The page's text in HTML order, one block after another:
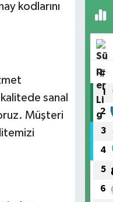
kodlarını
kalitede sanal
Müşteri
#
1
2
3
4
5
6